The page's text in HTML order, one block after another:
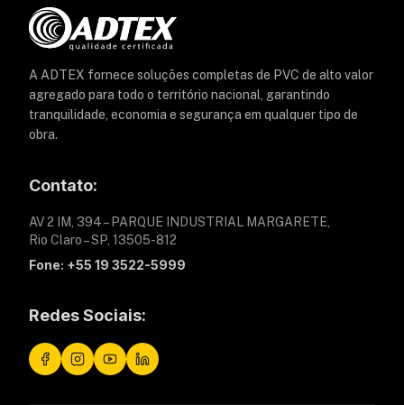
A ADTEX fornece soluções completas de PVC de alto valor
agregado para todo o território nacional, garantindo
tranquilidade, economia e segurança em qualquer tipo de
obra.
Contato:
AV 2 IM, 394 – PARQUE INDUSTRIAL MARGARETE,
Rio Claro – SP, 13505-812
Fone: +55 19 3522-5999
Redes Sociais: